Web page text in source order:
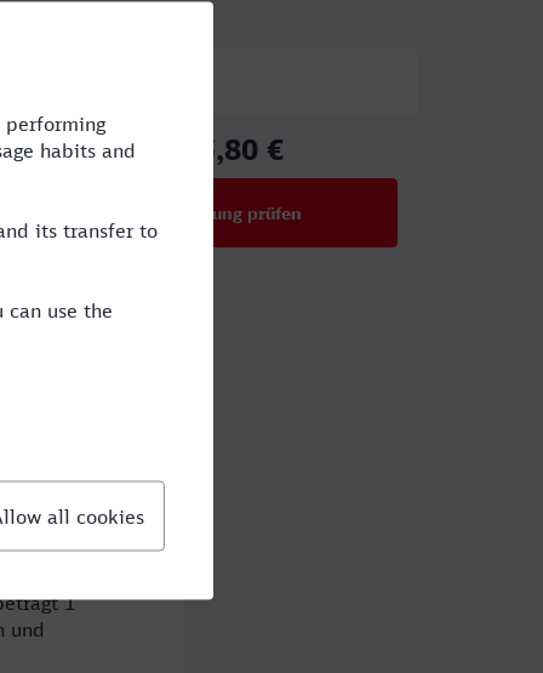
25,80 €
Verbindung prüfen
1
und